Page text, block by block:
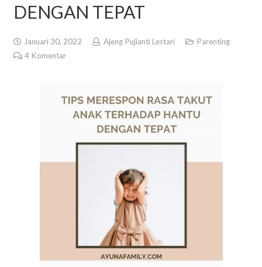
DENGAN TEPAT
Januari 30, 2022 Ajeng Pujianti Lestari
Parenting
4 Komentar